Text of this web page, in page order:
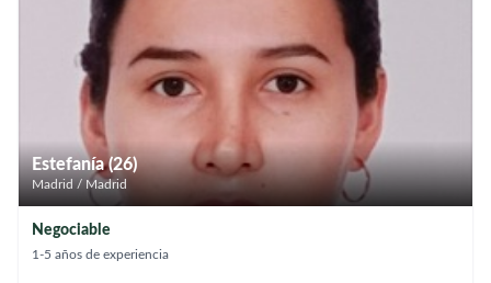
el bienestar y la calidad de vida de las personas a mi cuidado.
Estoy preparado para apoyar en las actividades básicas de la
vida diaria, así como para ofrecer acompañamiento emocional
y contribuir a un entorno seguro y saludable. Además, cuento
con disponibilidad inmediata. Respetuosamente. Mónica
Estefanía (26)
Madrid / Madrid
Negociable
1-5 años de experiencia